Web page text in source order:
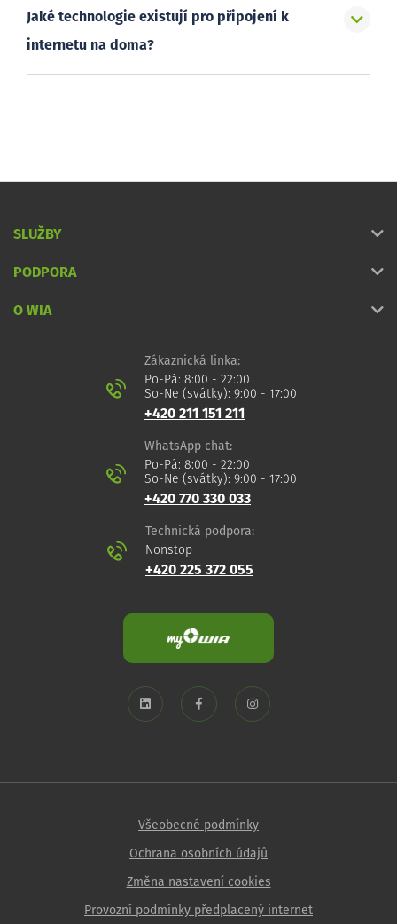
Jaké technologie existují pro připojení k
internetu na doma?
SLUŽBY
PODPORA
O WIA
Zákaznická linka:
Po-Pá: 8:00 - 22:00
So-Ne (svátky): 9:00 - 17:00
+420 211 151 211
WhatsApp chat:
Po-Pá: 8:00 - 22:00
So-Ne (svátky): 9:00 - 17:00
+420 770 330 033
Technická podpora:
Nonstop
+420 225 372 055
Všeobecné podmínky
Ochrana osobních údajů
Změna nastavení cookies
Provozní podmínky předplacený internet